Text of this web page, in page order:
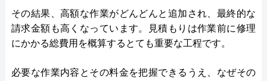
その結果、高額な作業がどんどんと追加され、最終的な
請求金額も高くなっています。見積もりは作業前に修理
にかかる総費用を概算するとても重要な工程です。
必要な作業内容とその料金を把握できるうえ、なぜその